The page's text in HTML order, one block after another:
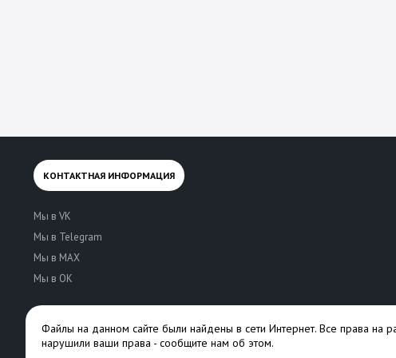
КОНТАКТНАЯ ИНФОРМАЦИЯ
Мы в VK
Мы в Telegram
Мы в MAX
Мы в OK
Файлы на данном сайте были найдены в сети Интернет. Все права на
нарушили ваши права - сообщите нам об этом.